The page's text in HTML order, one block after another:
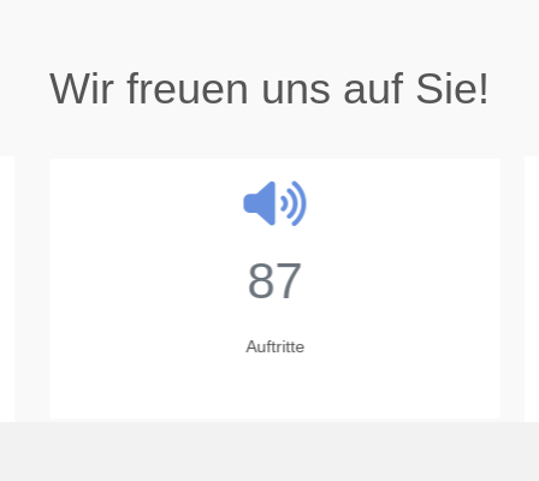
Wir freuen uns auf Sie!
87
Auftritte